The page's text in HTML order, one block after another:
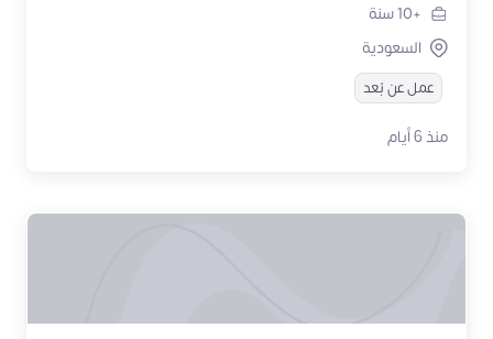
+10
سنة
السعودية
عمل عن بُعد
منذ 6 أيام